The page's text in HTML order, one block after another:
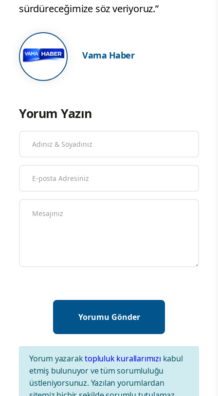
sürdüreceğimize söz veriyoruz.”
Vama Haber
Yorum Yazın
Yorum yazaraktopluluk kurallarımızı kabul
etmiş bulunuyor ve tüm sorumluluğu
üstleniyorsunuz. Yazılan yorumlardan